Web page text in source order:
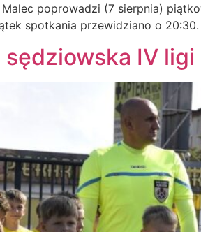
Malec poprowadzi (7 sierpnia)
spotkania przewidziano o
sędziowska IV ligi